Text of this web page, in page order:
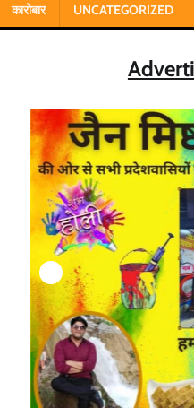
कारोबार UNCATEGORIZED